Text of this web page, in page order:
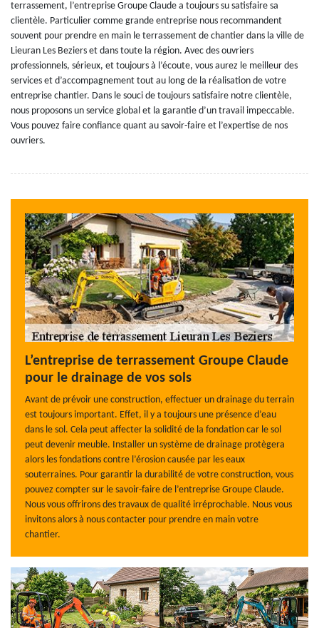
terrassement, l’entreprise Groupe Claude a toujours su satisfaire sa
clientèle. Particulier comme grande entreprise nous recommandent
souvent pour prendre en main le terrassement de chantier dans la ville de
Lieuran Les Beziers et dans toute la région. Avec des ouvriers
professionnels, sérieux, et toujours à l’écoute, vous aurez le meilleur des
services et d’accompagnement tout au long de la réalisation de votre
entreprise chantier. Dans le souci de toujours satisfaire notre clientèle,
nous proposons un service global et la garantie d’un travail impeccable.
Vous pouvez faire confiance quant au savoir-faire et l’expertise de nos
ouvriers.
L’entreprise de terrassement Groupe Claude
pour le drainage de vos sols
Avant de prévoir une construction, effectuer un drainage du terrain
est toujours important. Effet, il y a toujours une présence d’eau
dans le sol. Cela peut affecter la solidité de la fondation car le sol
peut devenir meuble. Installer un système de drainage protègera
alors les fondations contre l’érosion causée par les eaux
souterraines. Pour garantir la durabilité de votre construction, vous
pouvez compter sur le savoir-faire de l’entreprise Groupe Claude.
Nous vous offrirons des travaux de qualité irréprochable. Nous vous
invitons alors à nous contacter pour prendre en main votre
chantier.